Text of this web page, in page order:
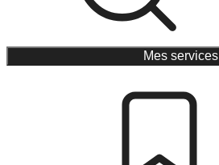
Mes services